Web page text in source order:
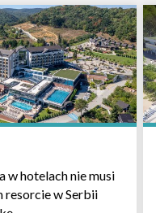
w hotelach nie musi
resorcie w Serbii